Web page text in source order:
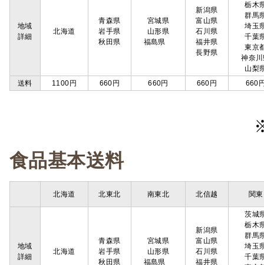
地域
詳細
北海道
青森県
岩手県
秋田県
宮城県
山形県
福島県
新潟県
富山県
石川県
福井県
長野県
栃木
群馬
埼玉
千葉
東京
神奈
山梨
送料
1100円 660円 660円 660円 660
食品基本送料
北海道 北東北 南東北 北信越 関東
地域
詳細
北海道
青森県
岩手県
秋田県
宮城県
山形県
福島県
新潟県
富山県
石川県
福井県
茨城
栃木
群馬
埼玉
千葉